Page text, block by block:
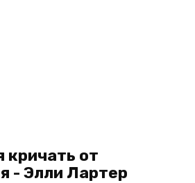
кричать от
- Элли Лартер